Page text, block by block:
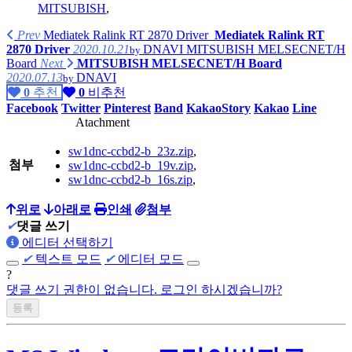
MITSUBISH,
Prev Mediatek Ralink RT 2870 Driver Mediatek Ralink RT
2870 Driver 2020.10.21by DNAVI MITSUBISH MELSECNET/H
Board Next
MITSUBISH MELSECNET/H Board
2020.07.13by DNAVI
0 추천 0 비추천
Facebook Twitter Pinterest Band KakaoStory Kakao Line
Atachment
첨부
sw1dnc-ccbd2-b_23z.zip,
sw1dnc-ccbd2-b_19v.zip,
sw1dnc-ccbd2-b_16s.zip,
위로 아래로 인쇄
첨부
✔댓글 쓰기
에디터 선택하기
✔ 텍스트 모드 ✔ 에디터 모드
?
댓글 쓰기 권한이 없습니다. 로그인 하시겠습니까?